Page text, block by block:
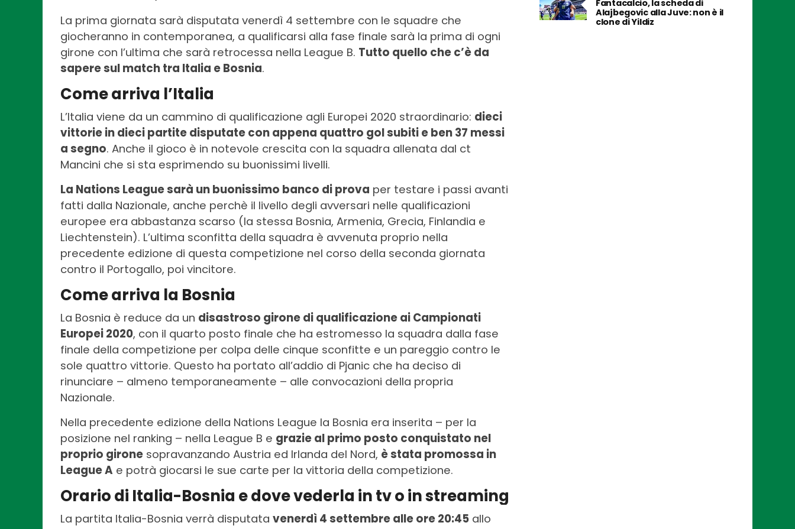
La prima giornata sarà disputata venerdì 4 settembre con le squadre che
giocheranno in contemporanea, a qualificarsi alla fase finale sarà la prima di ogni
girone con l’ultima che sarà retrocessa nella League B. Tutto quello che c’è da
sapere sul match tra Italia e Bosnia.
Come arriva l’Italia
L’Italia viene da un cammino di qualificazione agli Europei 2020 straordinario: dieci
vittorie in dieci partite disputate con appena quattro gol subiti e ben 37 messi
a segno. Anche il gioco è in notevole crescita con la squadra allenata dal ct
Mancini che si sta esprimendo su buonissimi livelli.
La Nations League sarà un buonissimo banco di prova per testare i passi avanti
fatti dalla Nazionale, anche perchè il livello degli avversari nelle qualificazioni
europee era abbastanza scarso (la stessa Bosnia, Armenia, Grecia, Finlandia e
Liechtenstein). L’ultima sconfitta della squadra è avvenuta proprio nella
precedente edizione di questa competizione nel corso della seconda giornata
contro il Portogallo, poi vincitore.
Come arriva la Bosnia
La Bosnia è reduce da un disastroso girone di qualificazione ai Campionati
Europei 2020, con il quarto posto finale che ha estromesso la squadra dalla fase
finale della competizione per colpa delle cinque sconfitte e un pareggio contro le
sole quattro vittorie. Questo ha portato all’addio di Pjanic che ha deciso di
rinunciare – almeno temporaneamente – alle convocazioni della propria
Nazionale.
Nella precedente edizione della Nations League la Bosnia era inserita – per la
posizione nel ranking – nella League B e grazie al primo posto conquistato nel
proprio girone sopravanzando Austria ed Irlanda del Nord, è stata promossa in
League A e potrà giocarsi le sue carte per la vittoria della competizione.
Orario di Italia-Bosnia e dove vederla in tv o in streaming
La partita Italia-Bosnia verrà disputata venerdì 4 settembre alle ore 20:45 allo
Fantacalcio, la scheda di
Alajbegovic alla Juve: non è il
clone di Yildiz